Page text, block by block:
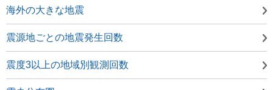
海外の大きな地震
震源地ごとの地震発生回数
震度3以上の地域別観測回数